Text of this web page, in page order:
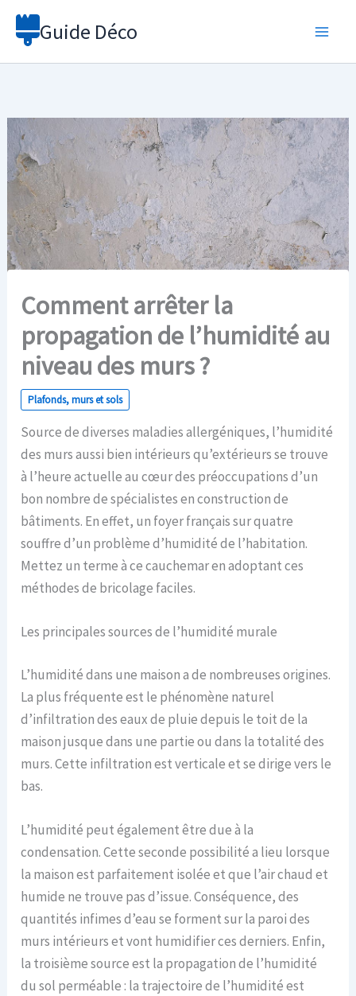
Aller
Guide Déco
Comment arrêter la
propagation de l’humidité au
niveau des murs ?
Plafonds, murs et sols
Source de diverses maladies allergéniques, l’humidité
des murs aussi bien intérieurs qu’extérieurs se trouve
à l’heure actuelle au cœur des préoccupations d’un
bon nombre de spécialistes en construction de
bâtiments. En effet, un foyer français sur quatre
souffre d’un problème d’humidité de l’habitation.
Mettez un terme à ce cauchemar en adoptant ces
méthodes de bricolage faciles.
Les principales sources de l’humidité murale
L’humidité dans une maison a de nombreuses origines.
La plus fréquente est le phénomène naturel
d’infiltration des eaux de pluie depuis le toit de la
maison jusque dans une partie ou dans la totalité des
murs. Cette infiltration est verticale et se dirige vers le
bas.
L’humidité peut également être due à la
condensation. Cette seconde possibilité a lieu lorsque
la maison est parfaitement isolée et que l’air chaud et
humide ne trouve pas d’issue. Conséquence, des
quantités infimes d’eau se forment sur la paroi des
murs intérieurs et vont humidifier ces derniers. Enfin,
la troisième source est la propagation de l’humidité
du sol perméable : la trajectoire de l’humidité est